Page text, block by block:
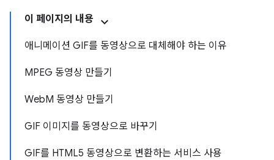
이 페이지의 내용
애니메이션 GIF를 동영상으로 대체해야 하는 이유
MPEG 동영상 만들기
WebM 동영상 만들기
GIF 이미지를 동영상으로 바꾸기
GIF를 HTML5 동영상으로 변환하는 서비스 사용